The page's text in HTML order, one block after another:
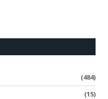
(484)
(15)